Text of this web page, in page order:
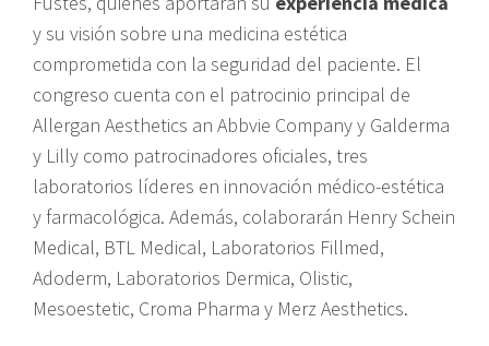
y su visión sobre una medicina estética
comprometida con la seguridad del paciente. El
congreso cuenta con el patrocinio principal de
Allergan Aesthetics an Abbvie Company y Galderma
y Lilly como patrocinadores oficiales, tres
laboratorios líderes en innovación médico-estética
y farmacológica. Además, colaborarán Henry Schein
Medical, BTL Medical, Laboratorios Fillmed,
Adoderm, Laboratorios Dermica, Olistic,
Mesoestetic, Croma Pharma y Merz Aesthetics.